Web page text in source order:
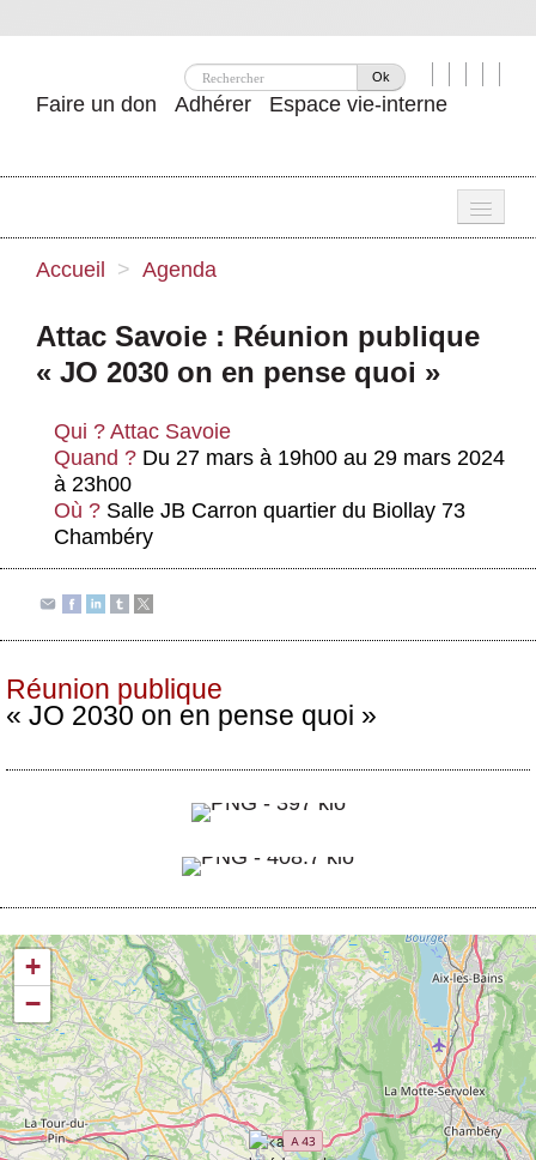
Ok
Faire un don Adhérer Espace vie-interne
Nos idées
Publications
Agenda
Actus et médias
Boutique
Accueil > Agenda
Attac Savoie : Réunion publique
« JO 2030 on en pense quoi »
Qui ? Attac Savoie
Quand ? Du 27 mars à 19h00 au 29 mars 2024
à 23h00
Où ? Salle JB Carron quartier du Biollay 73
Chambéry
Réunion publique
« JO 2030 on en pense quoi »
+
−